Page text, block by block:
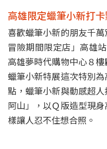
高雄限定蠟筆小新打
喜歡蠟筆小新的朋友千
冒險期間限定店」高雄
高雄夢時代購物中心８
蠟筆小新特展這次特別
點，蠟筆小新與動感超
阿山」，以Ｑ版造型現
樣讓人忍不住想合照。